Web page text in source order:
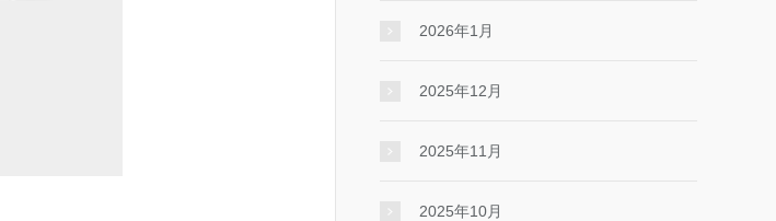
2026年1月
2025年12月
2025年11月
2025年10月